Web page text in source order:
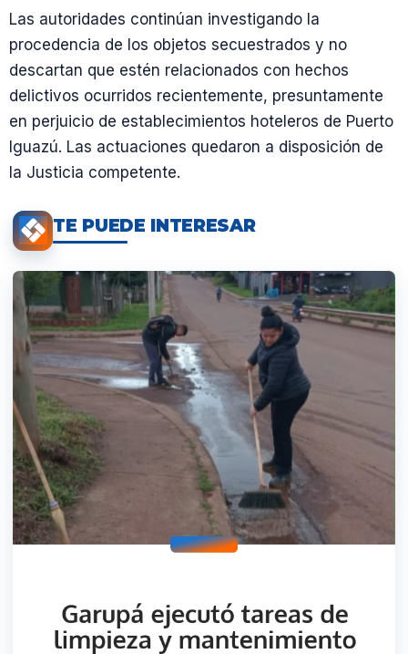
Las autoridades continúan investigando la
procedencia de los objetos secuestrados y no
descartan que estén relacionados con hechos
delictivos ocurridos recientemente, presuntamente
en perjuicio de establecimientos hoteleros de Puerto
Iguazú. Las actuaciones quedaron a disposición de
la Justicia competente.
TE PUEDE INTERESAR